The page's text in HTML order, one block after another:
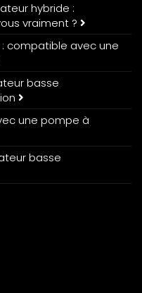
hybride :
vraiment ?
compatible avec une
basse
une pompe à
basse